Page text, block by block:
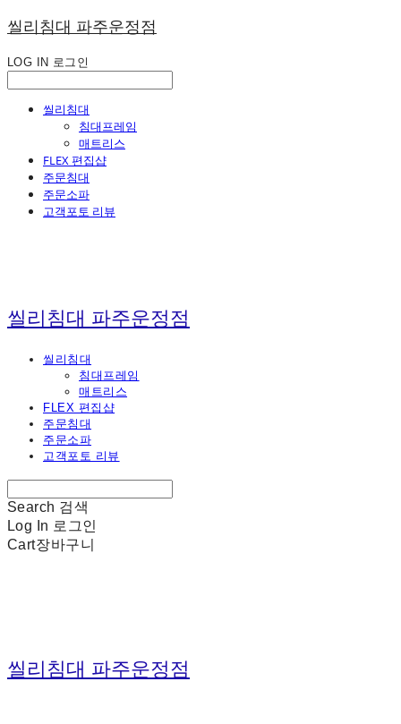
씰리침대 파주운정점
LOG IN 로그인
씰리침대
침대프레임
매트리스
FLEX 편집샵
주문침대
주문소파
고객포토 리뷰
씰리침대 파주운정점
씰리침대
침대프레임
매트리스
FLEX 편집샵
주문침대
주문소파
고객포토 리뷰
Search 검색
Log In 로그인
Cart장바구니
씰리침대 파주운정점